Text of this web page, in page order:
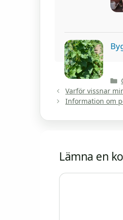
Varför vissnar
Information om
Lämna en
Kommentar